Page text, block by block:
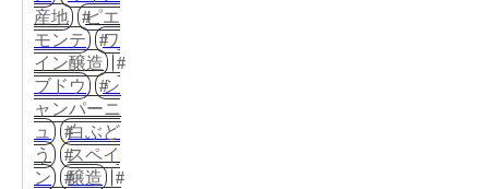
産地
ピエ
モンテ
ワ
イン醸造
ブドウ
シ
ャンパーニ
ュ
白ぶど
う
スペイ
ン
醸造